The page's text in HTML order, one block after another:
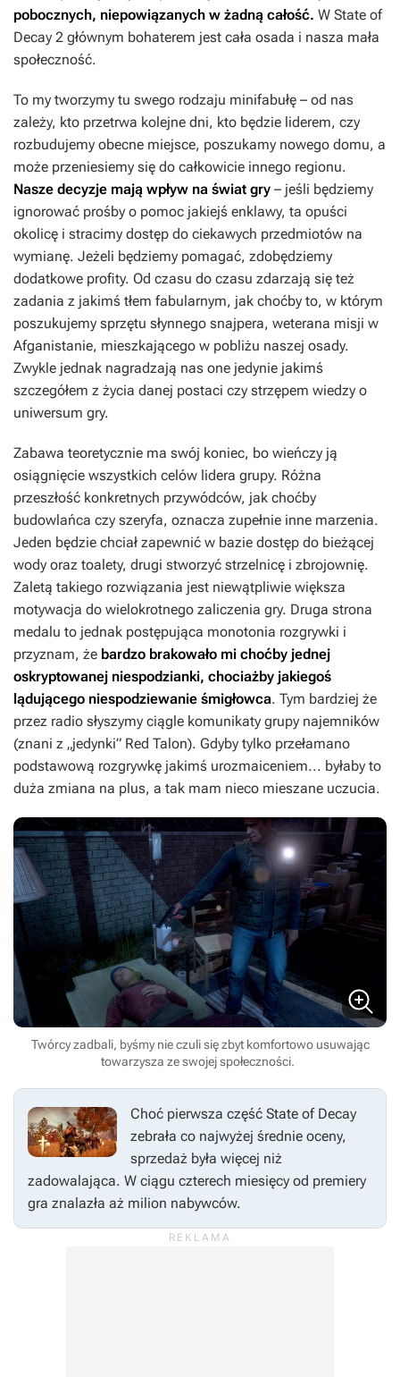
pobocznych, niepowiązanych w żadną całość. W State of
Decay 2 głównym bohaterem jest cała osada i nasza mała
społeczność.
To my tworzymy tu swego rodzaju minifabułę – od nas
zależy, kto przetrwa kolejne dni, kto będzie liderem, czy
rozbudujemy obecne miejsce, poszukamy nowego domu, a
może przeniesiemy się do całkowicie innego regionu.
Nasze decyzje mają wpływ na świat gry – jeśli będziemy
ignorować prośby o pomoc jakiejś enklawy, ta opuści
okolicę i stracimy dostęp do ciekawych przedmiotów na
wymianę. Jeżeli będziemy pomagać, zdobędziemy
dodatkowe profity. Od czasu do czasu zdarzają się też
zadania z jakimś tłem fabularnym, jak choćby to, w którym
poszukujemy sprzętu słynnego snajpera, weterana misji w
Afganistanie, mieszkającego w pobliżu naszej osady.
Zwykle jednak nagradzają nas one jedynie jakimś
szczegółem z życia danej postaci czy strzępem wiedzy o
uniwersum gry.
Zabawa teoretycznie ma swój koniec, bo wieńczy ją
osiągnięcie wszystkich celów lidera grupy. Różna
przeszłość konkretnych przywódców, jak choćby
budowlańca czy szeryfa, oznacza zupełnie inne marzenia.
Jeden będzie chciał zapewnić w bazie dostęp do bieżącej
wody oraz toalety, drugi stworzyć strzelnicę i zbrojownię.
Zaletą takiego rozwiązania jest niewątpliwie większa
motywacja do wielokrotnego zaliczenia gry. Druga strona
medalu to jednak postępująca monotonia rozgrywki i
przyznam, że bardzo brakowało mi choćby jednej
oskryptowanej niespodzianki, chociażby jakiegoś
lądującego niespodziewanie śmigłowca. Tym bardziej że
przez radio słyszymy ciągle komunikaty grupy najemników
(znani z „jedynki” Red Talon). Gdyby tylko przełamano
podstawową rozgrywkę jakimś urozmaiceniem... byłaby to
duża zmiana na plus, a tak mam nieco mieszane uczucia.
Twórcy zadbali, byśmy nie czuli się zbyt komfortowo usuwając
towarzysza ze swojej społeczności.
Choć pierwsza część State of Decay
zebrała co najwyżej średnie oceny,
sprzedaż była więcej niż
zadowalająca. W ciągu czterech miesięcy od premiery
gra znalazła aż milion nabywców.